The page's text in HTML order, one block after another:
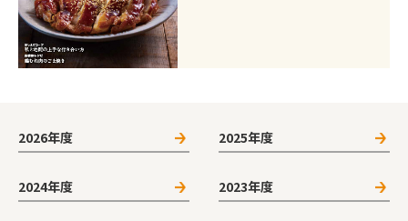
2026年度 2025年度
2024年度 2023年度